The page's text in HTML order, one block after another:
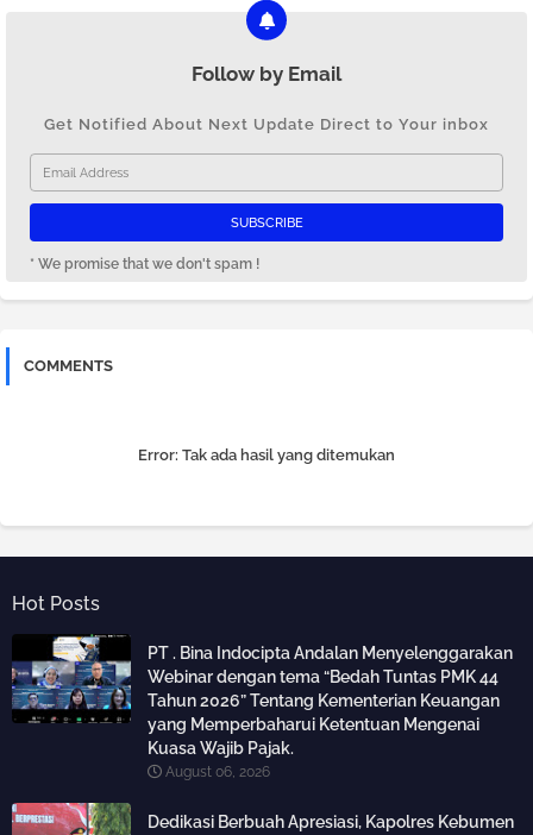
Follow by Email
Get Notified About Next Update Direct to Your inbox
* We promise that we don't spam !
COMMENTS
Error: Tak ada hasil yang ditemukan
Hot Posts
PT . Bina Indocipta Andalan Menyelenggarakan
Webinar dengan tema “Bedah Tuntas PMK 44
Tahun 2026” Tentang Kementerian Keuangan
yang Memperbaharui Ketentuan Mengenai
Kuasa Wajib Pajak.
August 06, 2026
Dedikasi Berbuah Apresiasi, Kapolres Kebumen